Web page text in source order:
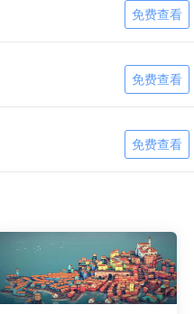
免费查看
免费查看
免费查看